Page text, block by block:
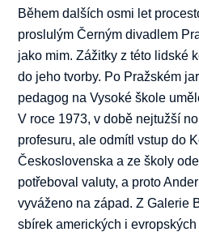
Během dalších osmi let
proslulým Černým divadlem
jako mim. Zážitky z této lidské
do jeho tvorby. Po Pražském
pedagog na Vysoké škole
V roce 1973, v době nejtužší
profesuru, ale odmítl vstup do
Československa a ze školy
potřeboval valuty, a proto
vyváženo na západ. Z Galerie
sbírek amerických i